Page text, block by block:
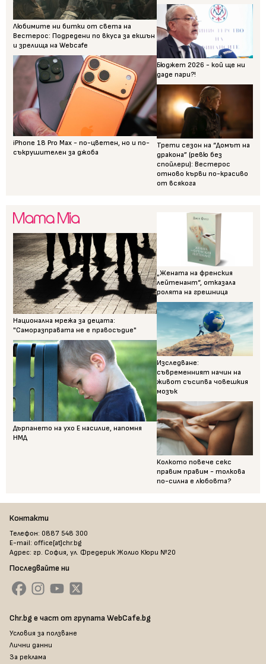
Любимите ни битки от света на
Вестерос: Подредени по вкуса за екшън
и зрелища на Webcafe
iPhone 18 Pro Max - по-цветен, но и по-
съкрушителен за джоба
Бюджет 2026 - кой ще ни
даде пари?!
Трети сезон на “Домът на
дракона” (ревю без
спойлери): Вестерос
отново кърви по-красиво
от всякога
Национална мрежа за децата:
"Саморазправата не е правосъдие"
Дърпането на ухо Е насилие, напомня
НМД
„Жената на френския
лейтенант“, отказала
ролята на грешница
Изследване:
съвременният начин на
живот съсипва човешкия
мозък
Колкото повече секс
правим правим - толкова
по-силна е любовта?
Контакти
Телефон: 0887 548 300
E-mail: office[at]chr.bg
Адрес: гр. София, ул. Фредерик Жолио Кюри №20
Последвайте ни
Chr.bg е част от групата WebCafe.bg
Условия за ползване
Лични данни
За реклама